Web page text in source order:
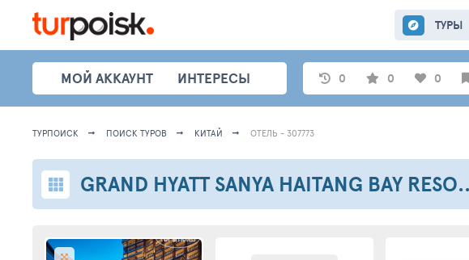
ТУРЫ
МОЙ АККАУНТ ИНТЕРЕСЫ 0 0 0
ТУРПОИСК ПОИСК ТУРОВ КИТАЙ ОТЕЛЬ - 307773
GRAND HYATT